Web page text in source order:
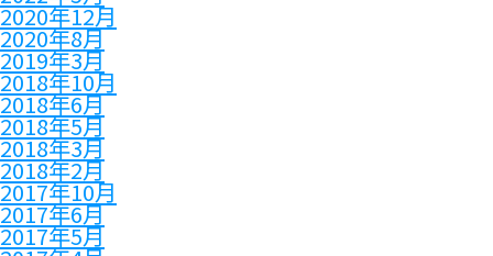
2020年12月
2020年8月
2019年3月
2018年10月
2018年6月
2018年5月
2018年3月
2018年2月
2017年10月
2017年6月
2017年5月